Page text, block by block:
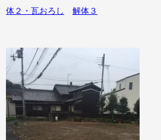
体２・瓦おろし
解体３